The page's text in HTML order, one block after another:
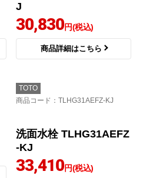
商品コード
洗面水栓 K37610EJK-1
29,846 円(税込)